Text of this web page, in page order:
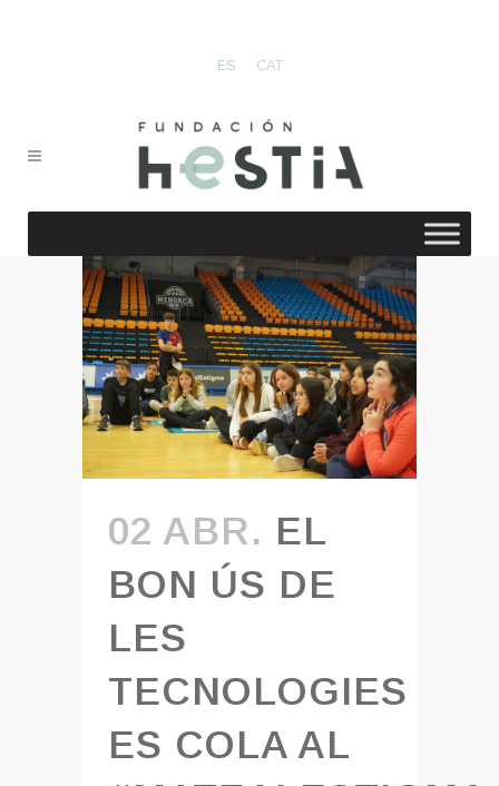
ES CAT
02 ABR. EL
BON ÚS DE
LES
TECNOLOGIES
ES COLA AL